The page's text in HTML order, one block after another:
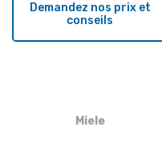
Demandez nos prix et
conseils
Miele